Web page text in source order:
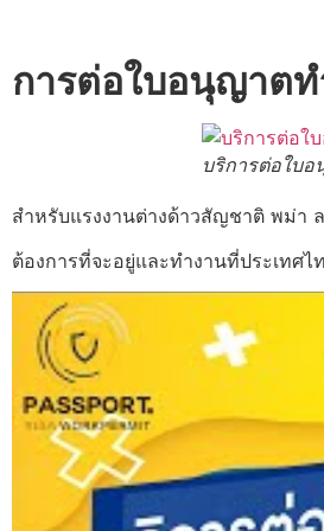
การต่อใบอนุญาต
บริการต่อใบ
สำหรับแรงงานต่างด้าวสัญชาติ พม่า
ต้องการที่จะอยู่และทำงานที่ประเทศ